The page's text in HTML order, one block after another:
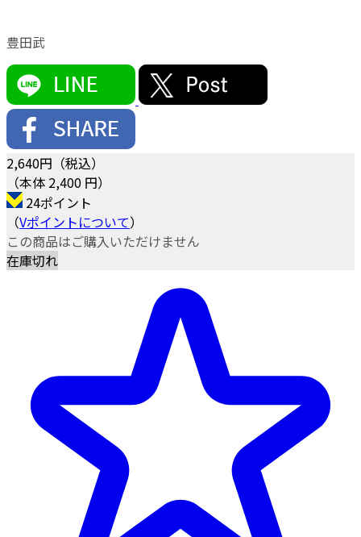
豊田武
2,640円（税込）
（本体 2,400 円）
24ポイント
（Vポイントについて）
この商品はご購入いただけません
在庫切れ